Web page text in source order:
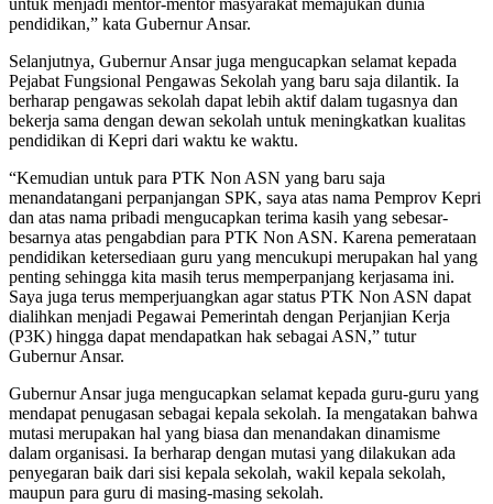
untuk menjadi mentor-mentor masyarakat memajukan dunia
pendidikan,” kata Gubernur Ansar.
Selanjutnya, Gubernur Ansar juga mengucapkan selamat kepada
Pejabat Fungsional Pengawas Sekolah yang baru saja dilantik. Ia
berharap pengawas sekolah dapat lebih aktif dalam tugasnya dan
bekerja sama dengan dewan sekolah untuk meningkatkan kualitas
pendidikan di Kepri dari waktu ke waktu.
“Kemudian untuk para PTK Non ASN yang baru saja
menandatangani perpanjangan SPK, saya atas nama Pemprov Kepri
dan atas nama pribadi mengucapkan terima kasih yang sebesar-
besarnya atas pengabdian para PTK Non ASN. Karena pemerataan
pendidikan ketersediaan guru yang mencukupi merupakan hal yang
penting sehingga kita masih terus memperpanjang kerjasama ini.
Saya juga terus memperjuangkan agar status PTK Non ASN dapat
dialihkan menjadi Pegawai Pemerintah dengan Perjanjian Kerja
(P3K) hingga dapat mendapatkan hak sebagai ASN,” tutur
Gubernur Ansar.
Gubernur Ansar juga mengucapkan selamat kepada guru-guru yang
mendapat penugasan sebagai kepala sekolah. Ia mengatakan bahwa
mutasi merupakan hal yang biasa dan menandakan dinamisme
dalam organisasi. Ia berharap dengan mutasi yang dilakukan ada
penyegaran baik dari sisi kepala sekolah, wakil kepala sekolah,
maupun para guru di masing-masing sekolah.